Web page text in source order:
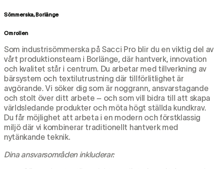
Sömmerska, Borlänge
Om rollen
Som industrisömmerska på Sacci Pro blir du en viktig del av
vårt produktionsteam i Borlänge, där hantverk, innovation
och kvalitet står i centrum. Du arbetar med tillverkning av
bärsystem och textilutrustning där tillförlitlighet är
avgörande. Vi söker dig som är noggrann, ansvarstagande
och stolt över ditt arbete – och som vill bidra till att skapa
världsledande produkter och möta högt ställda kundkrav.
Du får möjlighet att arbeta i en modern och förstklassig
miljö där vi kombinerar traditionellt hantverk med
nytänkande teknik.
Dina ansvarsområden inkluderar: